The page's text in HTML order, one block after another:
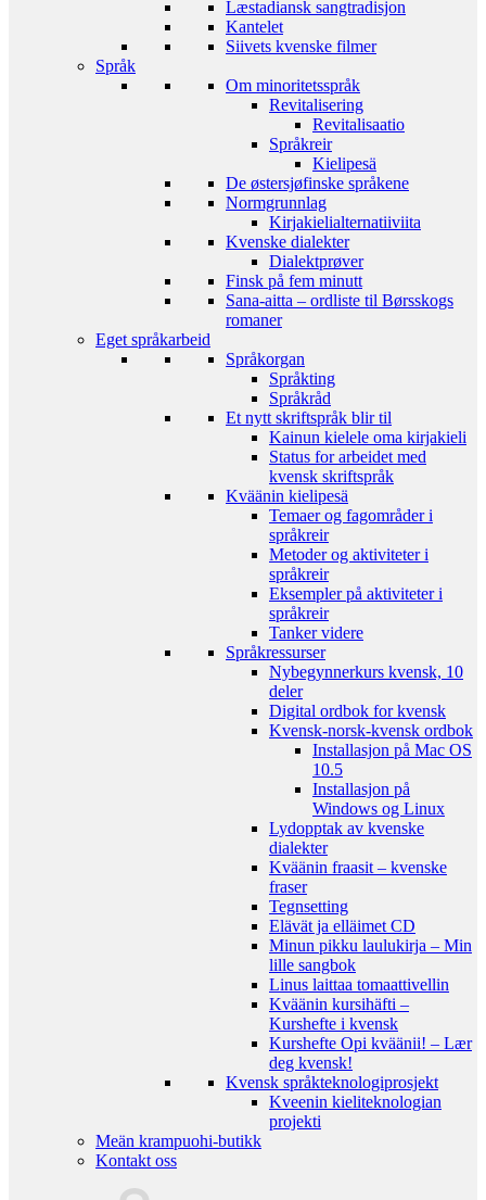
Læstadiansk sangtradisjon
Kantelet
Siivets kvenske filmer
Språk
Om minoritetsspråk
Revitalisering
Revitalisaatio
Språkreir
Kielipesä
De østersjøfinske språkene
Normgrunnlag
Kirjakielialternatiiviita
Kvenske dialekter
Dialektprøver
Finsk på fem minutt
Sana-aitta – ordliste til Børsskogs
romaner
Eget språkarbeid
Språkorgan
Språkting
Språkråd
Et nytt skriftspråk blir til
Kainun kielele oma kirjakieli
Status for arbeidet med
kvensk skriftspråk
Kväänin kielipesä
Temaer og fagområder i
språkreir
Metoder og aktiviteter i
språkreir
Eksempler på aktiviteter i
språkreir
Tanker videre
Språkressurser
Nybegynnerkurs kvensk, 10
deler
Digital ordbok for kvensk
Kvensk-norsk-kvensk ordbok
Installasjon på Mac OS
10.5
Installasjon på
Windows og Linux
Lydopptak av kvenske
dialekter
Kväänin fraasit – kvenske
fraser
Tegnsetting
Elävät ja elläimet CD
Minun pikku laulukirja – Min
lille sangbok
Linus laittaa tomaattivellin
Kväänin kursihäfti –
Kurshefte i kvensk
Kurshefte Opi kväänii! – Lær
deg kvensk!
Kvensk språkteknologiprosjekt
Kveenin kieliteknologian
projekti
Meän krampuohi-butikk
Kontakt oss